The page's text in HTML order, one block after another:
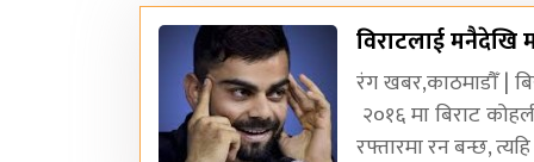
विराटलाई मनैदेखि
रंग खबर,काठमाडौँ |
२०१६ मा बिराट
रफ्तारमा रन बन्छ,